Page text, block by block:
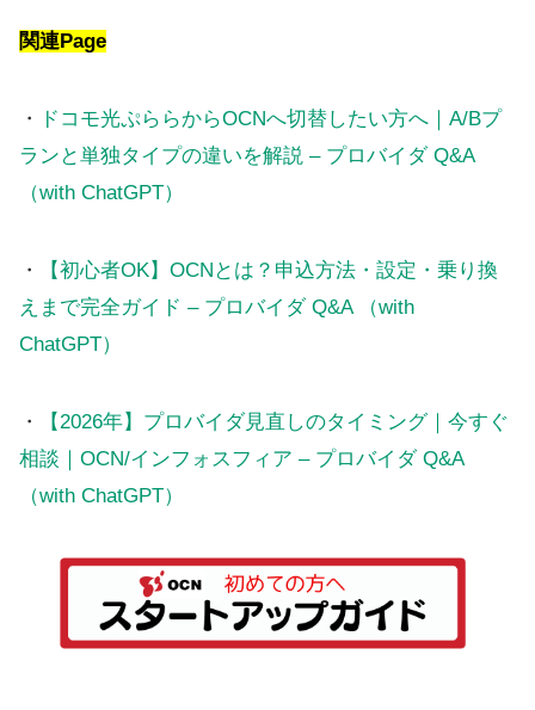
関連Page
・
ドコモ光ぷららからOCNへ切替したい方へ｜A/Bプ
ランと単独タイプの違いを解説 – プロバイダ Q&A
（with ChatGPT）
・
【初心者OK】OCNとは？申込方法・設定・乗り換
えまで完全ガイド – プロバイダ Q&A （with
ChatGPT）
・
【2026年】プロバイダ見直しのタイミング｜今すぐ
相談｜OCN/インフォスフィア – プロバイダ Q&A
（with ChatGPT）